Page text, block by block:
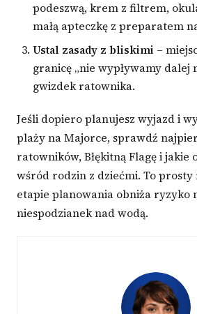
podeszwą, krem z filtrem,
małą apteczkę z preparatem
Ustal zasady z bliskimi –
granicę „nie wypływamy dalej
gwizdek ratownika.
Jeśli dopiero planujesz wyjazd i
plaży na Majorce, sprawdź
ratowników, Błękitną Flagę i jakie
wśród rodzin z dziećmi. To
etapie planowania obniża ryzyko
niespodzianek nad wodą.